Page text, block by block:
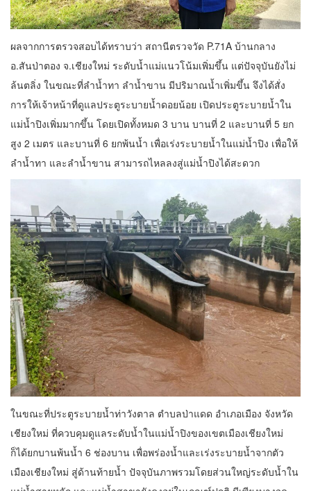
ผลจากการตรวจสอบได้ทราบว่า สถานีตรวจวัด P.71A บ้านกลาง
อ.สันป่าตอง จ.เชียงใหม่ ระดับน้ำแม่แนวโน้มเพิ่มขึ้น แต่ปัจจุบันยังไม่
ล้นตลิ่ง ในขณะที่ลำน้ำทา ลำน้ำขาน มีปริมาณน้ำเพิ่มขึ้น จึงได้สั่ง
การให้เจ้าหน้าที่ดูแลประตูระบายน้ำดอยน้อย เปิดประตูระบายน้ำใน
แม่น้ำปิงเพิ่มมากขึ้น โดยเปิดทั้งหมด 3 บาน บานที่ 2 และบานที่ 5 ยก
สูง 2 เมตร และบานที่ 6 ยกพ้นน้ำ เพื่อเร่งระบายน้ำในแม่น้ำปิง เพื่อให้
ลำน้ำทา และลำน้ำขาน สามารถไหลลงสู่แม่น้ำปิงได้สะดวก
ในขณะที่ประตูระบายน้ำท่าวังตาล ตำบลป่าแดด อำเภอเมือง จังหวัด
เชียงใหม่ ที่ควบคุมดูแลระดับน้ำในแม่น้ำปิงของเขตเมืองเชียงใหม่
ก็ได้ยกบานพ้นน้ำ 6 ช่องบาน เพื่อพร่องน้ำและเร่งระบายน้ำจากตัว
เมืองเชียงใหม่ สู่ด้านท้ายน้ำ ปัจจุบันภาพรวมโดยส่วนใหญ่ระดับน้ำใน